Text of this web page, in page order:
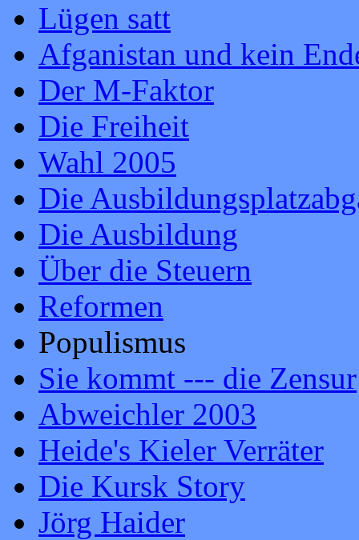
Lügen satt
Afganistan und kein
Der M-Faktor
Die Freiheit
Wahl 2005
Die
Die Ausbildung
Über die Steuern
Reformen
Populismus
Sie kommt --- die Zensur
Abweichler 2003
Heide's Kieler Verräter
Die Kursk Story
Jörg Haider